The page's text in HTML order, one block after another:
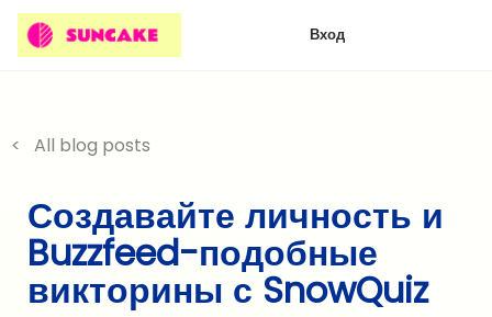
Вход
< All blog posts
Создавайте личность и
Buzzfeed-подобные
викторины с SnowQuiz